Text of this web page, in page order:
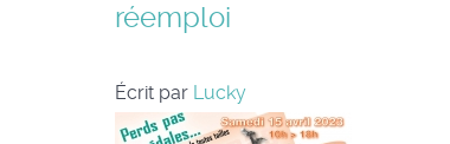
réemploi
Écrit par Lucky